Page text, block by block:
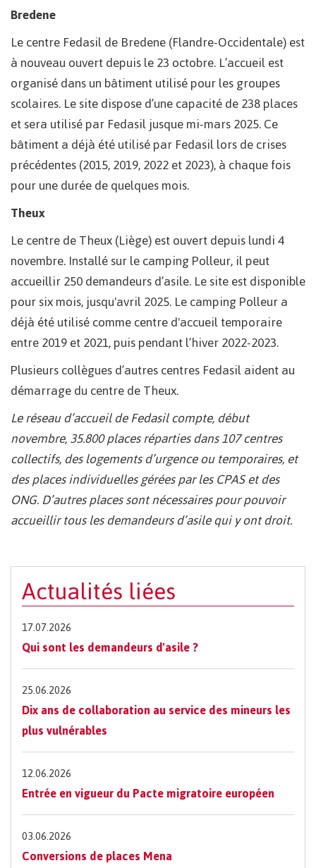
Bredene
Le centre Fedasil de Bredene (Flandre-Occidentale) est
à nouveau ouvert depuis le 23 octobre. L’accueil est
organisé dans un bâtiment utilisé pour les groupes
scolaires. Le site dispose d’une capacité de 238 places
et sera utilisé par Fedasil jusque mi-mars 2025. Ce
bâtiment a déjà été utilisé par Fedasil lors de crises
précédentes (2015, 2019, 2022 et 2023), à chaque fois
pour une durée de quelques mois.
Theux
Le centre de Theux (Liège) est ouvert depuis lundi 4
novembre. Installé sur le camping Polleur, il peut
accueillir 250 demandeurs d’asile. Le site est disponible
pour six mois, jusqu'avril 2025. Le camping Polleur a
déjà été utilisé comme centre d'accueil temporaire
entre 2019 et 2021, puis pendant l’hiver 2022-2023.
Plusieurs collègues d’autres centres Fedasil aident au
démarrage du centre de Theux.
Le réseau d’accueil de Fedasil compte, début
novembre, 35.800 places réparties dans 107 centres
collectifs, des logements d’urgence ou temporaires, et
des places individuelles gérées par les CPAS et des
ONG. D’autres places sont nécessaires pour pouvoir
accueillir tous les demandeurs d’asile qui y ont droit.
Actualités liées
17.07.2026
Qui sont les demandeurs d'asile ?
25.06.2026
Dix ans de collaboration au service des mineurs les
plus vulnérables
12.06.2026
Entrée en vigueur du Pacte migratoire européen
03.06.2026
Conversions de places Mena